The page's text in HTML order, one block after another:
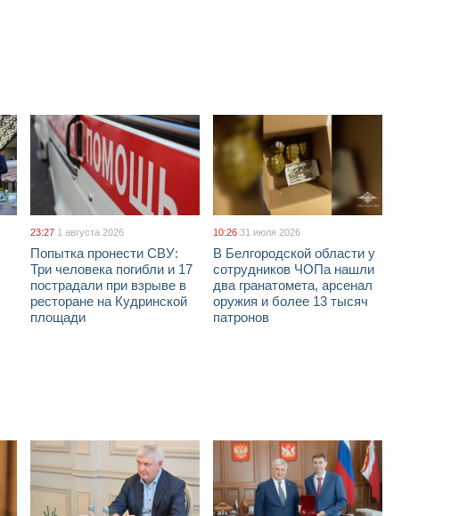
23:27 1 августа 2026
Попытка пронести СВУ:
Три человека погибли и 17
пострадали при взрыве в
ресторане на Кудринской
площади
10:26 31 июля 2026
В Белгородской области у
сотрудников ЧОПа нашли
два гранатомета, арсенал
оружия и более 13 тысяч
патронов